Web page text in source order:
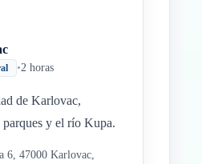
•2 horas
de Karlovac,
y el río Kupa.
6, 47000 Karlovac,